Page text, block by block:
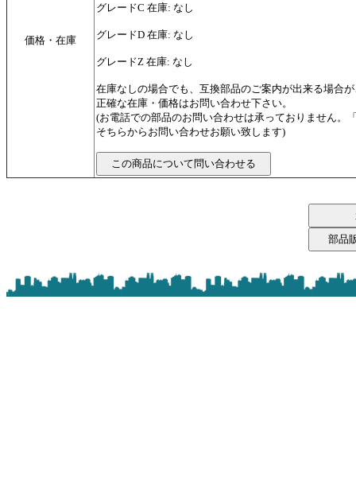
価格・在庫
グレードC 在庫: なし
グレードD 在庫: なし
グレードZ 在庫: なし
在庫なしの場合でも、互換部品のご案内が出来る場合
正確な在庫・価格はお問い合わせ下さい。
(お電話での部品のお問い合わせは承っておりません。
そちらからお問い合わせお願い致します)